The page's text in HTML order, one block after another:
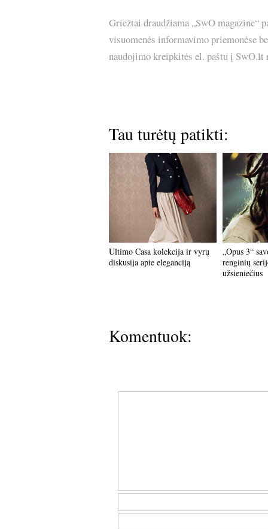
Griežtai draudžiama „SwO magazine“
visuomenės informavimo priemonėse
naudojimo kreipkitės el. paštu į
Tau turėtų patikti:
Ultimo Casa kolekcija ir vyrų
diskusija apie eleganciją
„Opus 3“
renginių
užsieniečius
Komentuok: